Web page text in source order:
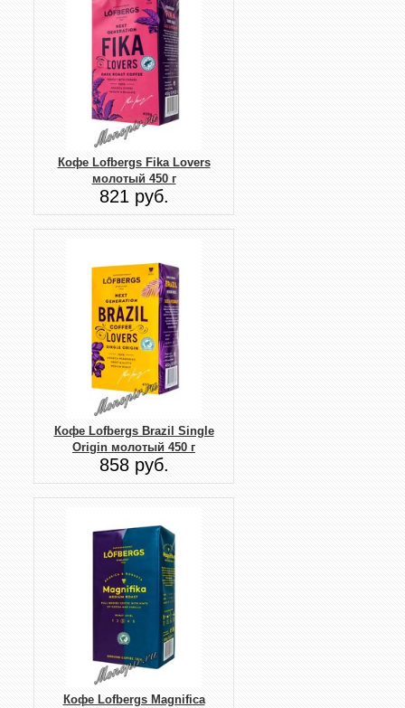
Кофе Lofbergs Fika Lovers
молотый 450 г
821 руб.
Кофе Lofbergs Brazil Single
Origin молотый 450 г
858 руб.
Кофе Lofbergs Magnifica